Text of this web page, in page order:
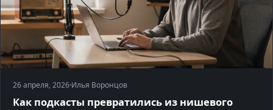
26 апреля, 2026Илья Воронцов
Как подкасты превратились из нишевого